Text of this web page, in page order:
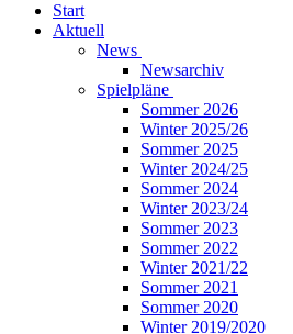
Start
Aktuell
News
Newsarchiv
Spielpläne
Sommer 2026
Winter 2025/26
Sommer 2025
Winter 2024/25
Sommer 2024
Winter 2023/24
Sommer 2023
Sommer 2022
Winter 2021/22
Sommer 2021
Sommer 2020
Winter 2019/2020